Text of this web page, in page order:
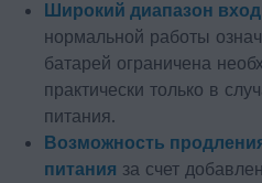
Широкий диапазон
нормальной работы
батарей ограничена
практически только в
питания.
Возможность
питания за счет